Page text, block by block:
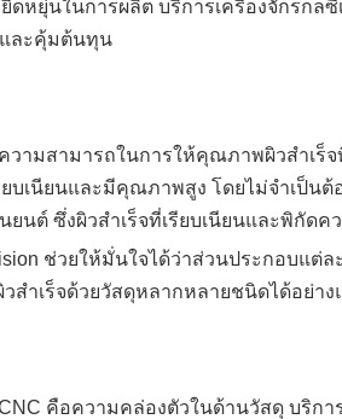
ดหยุ่นในการผลิต บริการเครื่องจักรก
ละคุ้มต้นทุน
มสามารถในการให้คุณภาพผิวสำเร็
บเนียนและมีคุณภาพสูง โดยไม่จำเป็น
นต์ ซึ่งผิวสำเร็จที่เรียบเนียนและพิกั
ช่วยให้มั่นใจได้ว่าส่วนประกอบ
สำเร็จด้วยวัสดุหลากหลายชนิดได้อย่
คือความคล่องตัวในด้านวัสดุ บริ